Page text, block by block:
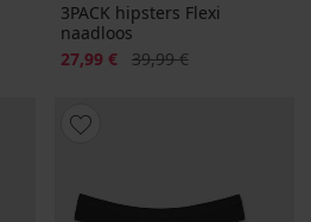
3PACK hipsters Flexi
naadloos
Korting
27,99 € Oorspronkelijke prijs
39,99 €